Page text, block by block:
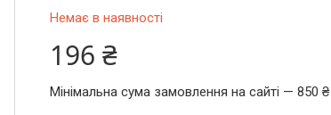
Немає в наявності
196 ₴
Мінімальна сума замовлення на сайті — 850 ₴